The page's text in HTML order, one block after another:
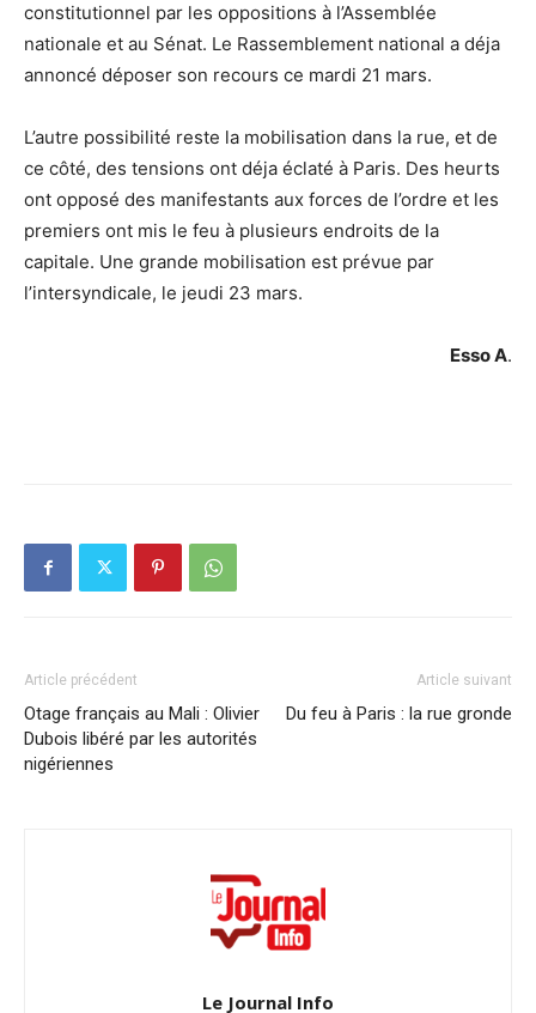
constitutionnel par les oppositions à l’Assemblée
nationale et au Sénat. Le Rassemblement national a déja
annoncé déposer son recours ce mardi 21 mars.
L’autre possibilité reste la mobilisation dans la rue, et de
ce côté, des tensions ont déja éclaté à Paris. Des heurts
ont opposé des manifestants aux forces de l’ordre et les
premiers ont mis le feu à plusieurs endroits de la
capitale. Une grande mobilisation est prévue par
l’intersyndicale, le jeudi 23 mars.
Esso A.
Article précédent
Otage français au Mali : Olivier
Dubois libéré par les autorités
nigériennes
Article suivant
Du feu à Paris : la rue gronde
Le Journal Info